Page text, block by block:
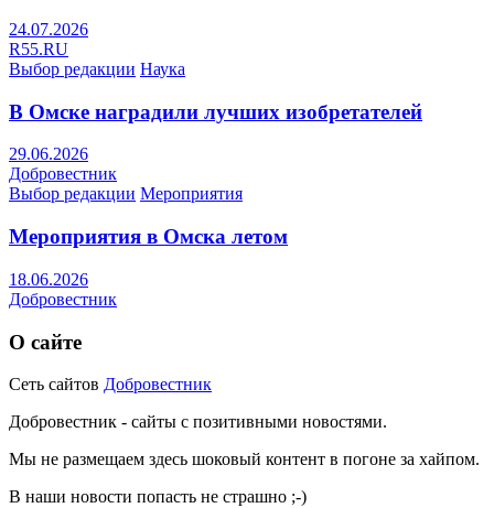
24.07.2026
R55.RU
Выбор редакции Наука
В Омске наградили лучших изобретателей
29.06.2026
Добровестник
Выбор редакции Мероприятия
Мероприятия в Омска летом
18.06.2026
Добровестник
О сайте
Сеть сайтов Добровестник
Добровестник - сайты с позитивными новостями.
Мы не размещаем здесь шоковый контент в погоне за хайпом.
В наши новости попасть не страшно ;-)